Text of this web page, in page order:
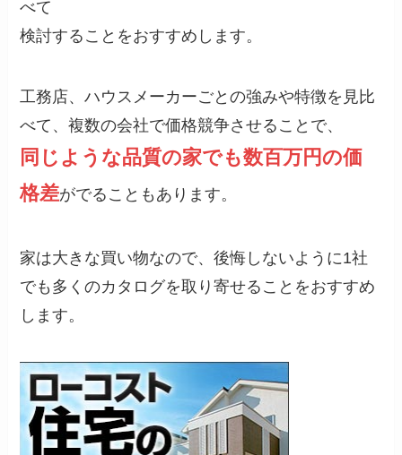
べて
検討することをおすすめします。
工務店、ハウスメーカーごとの強みや特徴を見比
べて、複数の会社で価格競争させることで、
同じような品質の家でも数百万円の価
格差がでることもあります。
家は大きな買い物なので、後悔しないように1社
でも多くのカタログを取り寄せることをおすすめ
します。